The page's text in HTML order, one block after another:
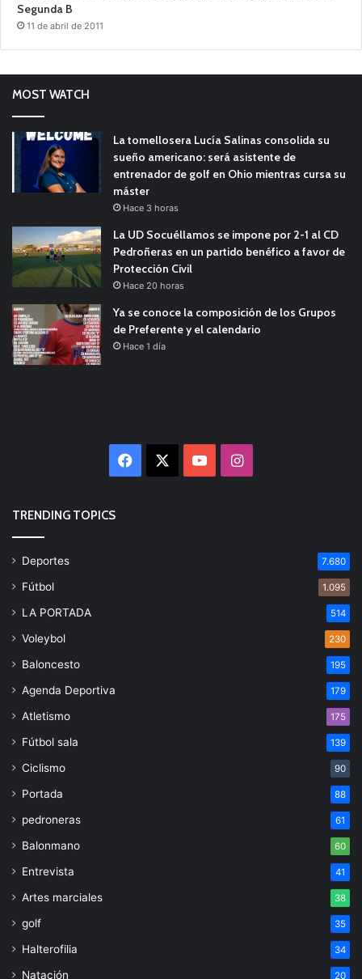
Segunda B
11 de abril de 2011
MOST WATCH
La tomellosera Lucía Salinas consolida su
sueño americano: será asistente de
entrenador de golf en Ohio mientras cursa su
máster
Hace 3 horas
La UD Socuéllamos se impone por 2-1 al CD
Pedroñeras en un partido benéfico a favor de
Protección Civil
Hace 20 horas
Ya se conoce la composición de los Grupos
de Preferente y el calendario
Hace 1 día
Facebook YouTubeInstagram
TRENDING TOPICS
Deportes 7.680
Fútbol 1.095
LA PORTADA 514
Voleybol 230
Baloncesto 195
Agenda Deportiva 179
Atletismo 175
Fútbol sala 139
Ciclismo 90
Portada 88
pedroneras 61
Balonmano 60
Entrevista 41
Artes marciales 38
golf 35
Halterofilia 34
Natación 20